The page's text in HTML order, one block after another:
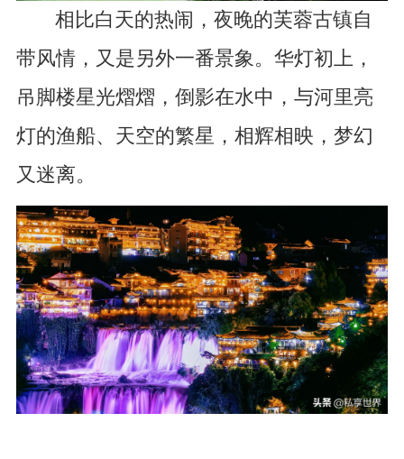
相比白天的热闹，夜晚的芙蓉古镇自
带风情，又是另外一番景象。华灯初上，
吊脚楼星光熠熠，倒影在水中，与河里亮
灯的渔船、天空的繁星，相辉相映，梦幻
又迷离。